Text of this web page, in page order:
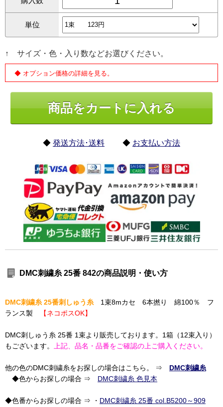
単位
↑ サイズ・色・入り数などお選びください。
◆ オプション価格の詳細を見る。
◆ 発送方法･送料 ◆ お支払い方法
DMC刺繍糸 25番 842の商品説明・使い方
DMC刺繍糸 25番刺しゅう糸 1束8mカセ 6本撚り 綿100％ フ
ランス製
【ネコポスOK】
DMC刺しゅう糸 25番 1束より販売しております。1箱（12束入り）
もございます。
上記、品名・品番をご確認の上ご購入ください。
他の色のDMC刺繍糸をお探しの場合はこちら。 ⇒ DMC刺繍糸
◆色からお探しの場合 ⇒ DMC刺繍糸 色見本
◆色番からお探しの場合 ⇒ ・ DMC刺繍糸 25番 col.B5200～909